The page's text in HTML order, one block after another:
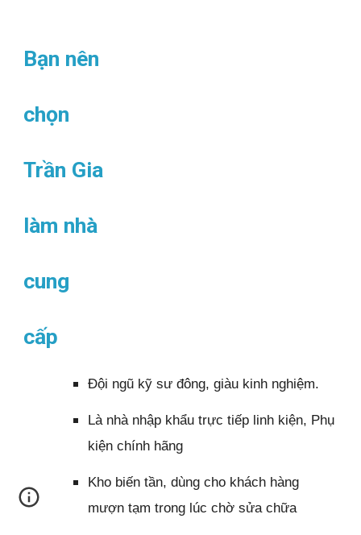
Bạn nên
chọn
Trần Gia
làm nhà
cung
cấp
Đội ngũ kỹ sư đông, giàu kinh nghiệm.
Là nhà nhập khẩu trực tiếp linh kiện, Phụ
kiện chính hãng
Kho biến tần, dùng cho khách hàng
mượn tạm trong lúc chờ sửa chữa